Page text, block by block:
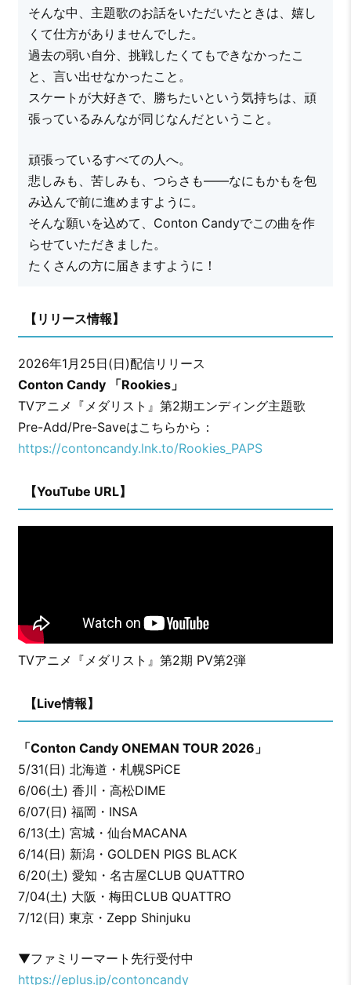
そんな中、主題歌のお話をいただいたときは、嬉し
くて仕方がありませんでした。
過去の弱い自分、挑戦したくてもできなかったこ
と、言い出せなかったこと。
スケートが大好きで、勝ちたいという気持ちは、頑
張っているみんなが同じなんだということ。
頑張っているすべての人へ。
悲しみも、苦しみも、つらさも――なにもかもを包
み込んで前に進めますように。
そんな願いを込めて、Conton Candyでこの曲を作
らせていただきました。
たくさんの方に届きますように！
【リリース情報】
2026年1月25日(日)配信リリース
Conton Candy 「Rookies」
TVアニメ『メダリスト』第2期エンディング主題歌
Pre-Add/Pre-Saveはこちらから：
https://contoncandy.lnk.to/Rookies_PAPS
【YouTube URL】
TVアニメ『メダリスト』第2期 PV第2弾
【Live情報】
「Conton Candy ONEMAN TOUR 2026」
5/31(日) 北海道・札幌SPiCE
6/06(土) 香川・高松DIME
6/07(日) 福岡・INSA
6/13(土) 宮城・仙台MACANA
6/14(日) 新潟・GOLDEN PIGS BLACK
6/20(土) 愛知・名古屋CLUB QUATTRO
7/04(土) 大阪・梅田CLUB QUATTRO
7/12(日) 東京・Zepp Shinjuku
▼ファミリーマート先行受付中
https://eplus.jp/contoncandy